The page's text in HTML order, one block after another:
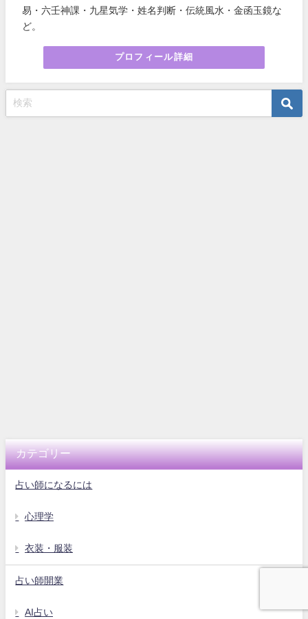
易・六壬神課・九星気学・姓名判断・伝統風水・金函玉鏡な
ど。
プロフィール詳細
カテゴリー
占い師になるには
心理学
衣装・服装
占い師開業
AI占い